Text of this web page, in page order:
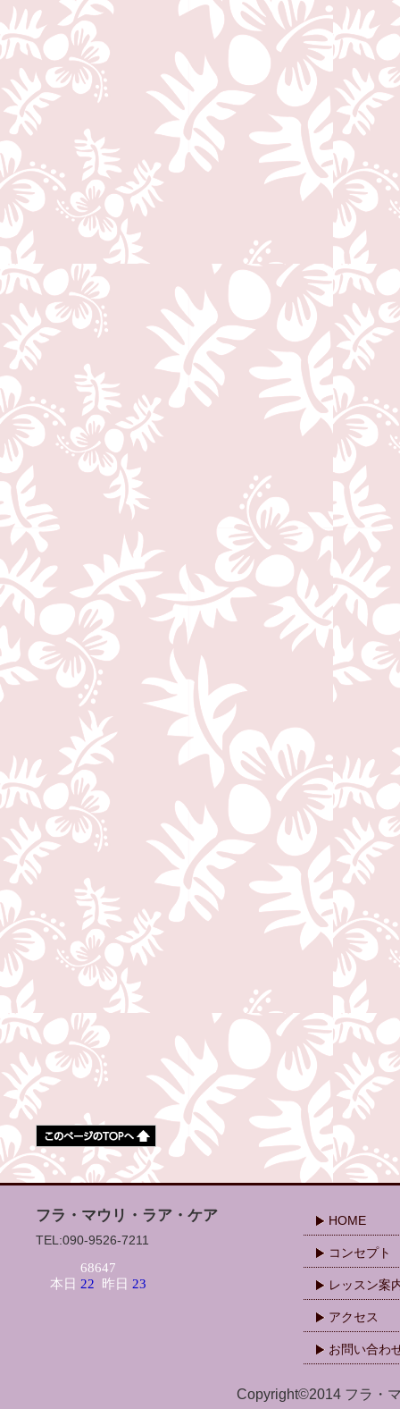
フラ・マウリ・ラア・ケア
TEL:090-9526-7211
HOME
コンセプト
レッスン案
アクセス
お問い合わ
Copyright©2014 フラ・